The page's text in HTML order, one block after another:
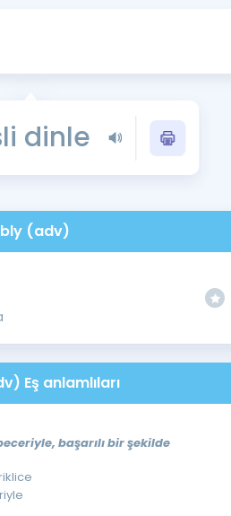
Tüm ÖSYM
Blog
YDS - YÖKDİL
İngilizce Gramer
dinle
(adv)
Eş anlamlıları
başarılı bir şekilde